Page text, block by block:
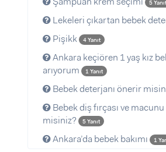
5 Yanıt
Lekeleri çıkartan bebek
Pişikk 4 Yanıt
Ankara keçiören 1 yaş kız
arıyorum
1 Yanıt
Bebek deterjanı önerir
Bebek diş fırçası ve
misiniz?
5 Yanıt
Ankara’da bebek bakımı 1